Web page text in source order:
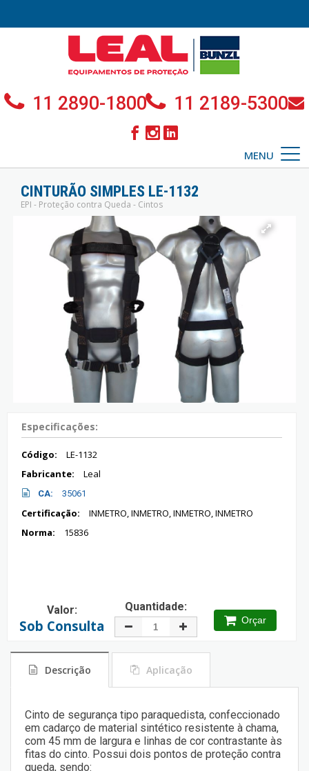
11 2890-1800 11 2189-5300
MENU
CINTURÃO SIMPLES LE-1132
EPI - Proteção contra Queda - Cintos
Especificações:
Código:
LE-1132
Fabricante:
Leal
CA: 35061
Certificação:
INMETRO, INMETRO, INMETRO, INMETRO
Norma:
15836
Valor:
Sob Consulta
Quantidade:
Orçar
Descrição Aplicação
Cinto de segurança tipo paraquedista, confeccionado
em cadarço de material sintético resistente à chama,
com 45 mm de largura e linhas de cor contrastante às
fitas do cinto. Possui dois pontos de proteção contra
queda, sendo: